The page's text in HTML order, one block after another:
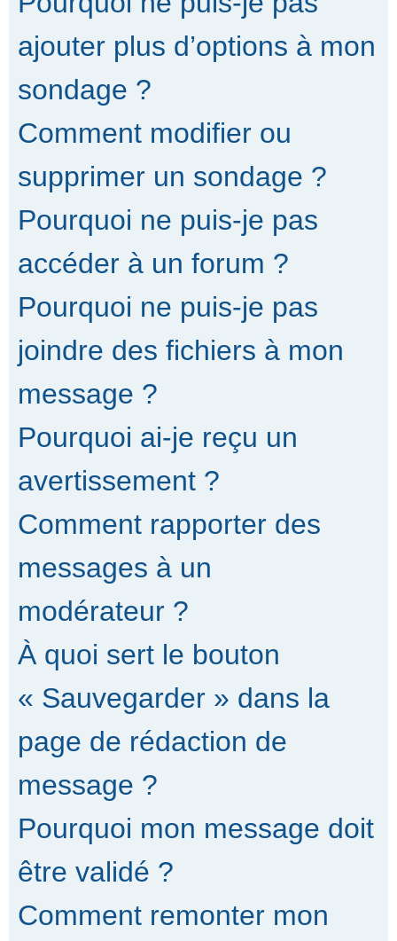
ajouter plus d’options à mon
sondage ?
Comment modifier ou
supprimer un sondage ?
Pourquoi ne puis-je pas
accéder à un forum ?
Pourquoi ne puis-je pas
joindre des fichiers à mon
message ?
Pourquoi ai-je reçu un
avertissement ?
Comment rapporter des
messages à un
modérateur ?
À quoi sert le bouton
« Sauvegarder » dans la
page de rédaction de
message ?
Pourquoi mon message doit
être validé ?
Comment remonter mon